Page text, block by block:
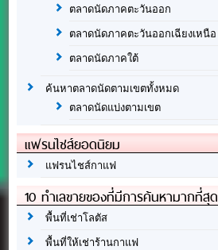
ตลาดนัดภาคตะวันออก
ตลาดนัดภาคตะวันออกเฉียงเหนือ
ตลาดนัดภาคใต้
ค้นหาตลาดนัดตามเขตทั้งหมด
ตลาดนัดแบ่งตามเขต
แฟรนไชส์ยอดนิยม
แฟรนไชส์กาแฟ
10 ทำเลขายของที่มีการค้นหามากที่สุด
พื้นที่เช่าโลตัส
พื้นที่ให้เช่าร้านกาแฟ